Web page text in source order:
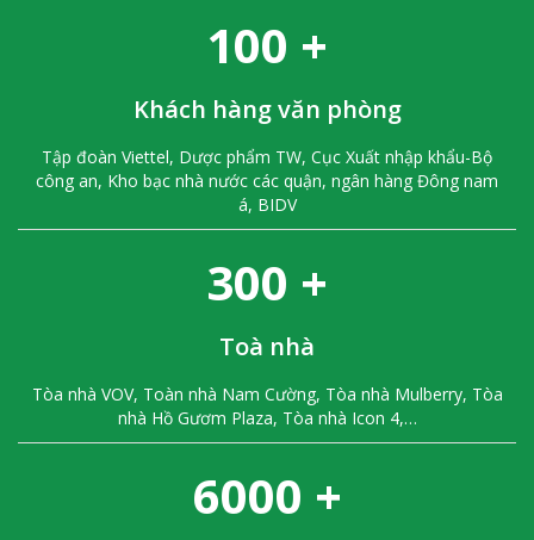
100 +
Khách hàng văn phòng
Tập đoàn Viettel, Dược phẩm TW, Cục Xuất nhập khẩu-Bộ
công an, Kho bạc nhà nước các quận, ngân hàng Đông nam
á, BIDV
300 +
Toà nhà
Tòa nhà VOV, Toàn nhà Nam Cường, Tòa nhà Mulberry, Tòa
nhà Hồ Gươm Plaza, Tòa nhà Icon 4,…
6000 +
Liên hệ